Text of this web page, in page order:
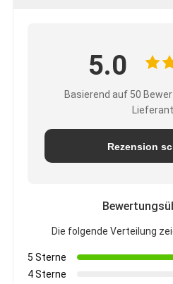
5.0
Basierend auf 50
Rezension
Die folgende Verteilung
5 Sterne
4 Sterne